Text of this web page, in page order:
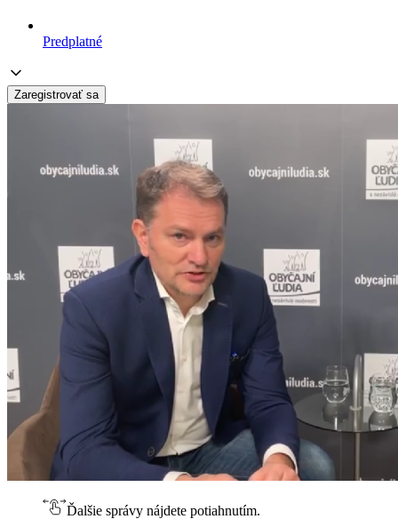
Predplatné
Zaregistrovať sa
Ďalšie správy nájdete potiahnutím.